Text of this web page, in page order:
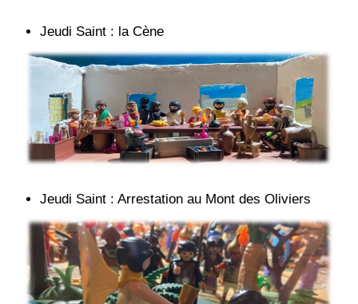
Jeudi Saint : la Cène
Jeudi Saint : Arrestation au Mont des Oliviers